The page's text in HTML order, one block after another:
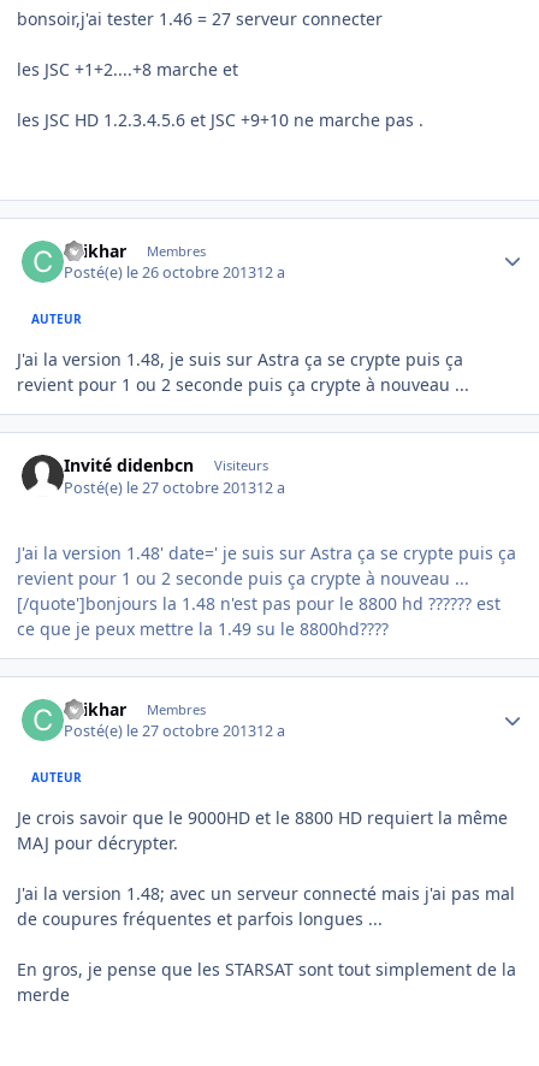
bonsoir,j'ai tester 1.46 = 27 serveur connecter
les JSC +1+2....+8 marche et
les JSC HD 1.2.3.4.5.6 et JSC +9+10 ne marche pas .
chikhar Membres
Posté(e) le 26 octobre 201312 a
AUTEUR
J'ai la version 1.48, je suis sur Astra ça se crypte puis ça
revient pour 1 ou 2 seconde puis ça crypte à nouveau ...
Invité didenbcn Visiteurs
Posté(e) le 27 octobre 201312 a
J'ai la version 1.48' date=' je suis sur Astra ça se crypte puis ça
revient pour 1 ou 2 seconde puis ça crypte à nouveau ...
[/quote']bonjours la 1.48 n'est pas pour le 8800 hd ?????? est
ce que je peux mettre la 1.49 su le 8800hd????
chikhar Membres
Posté(e) le 27 octobre 201312 a
AUTEUR
Je crois savoir que le 9000HD et le 8800 HD requiert la même
MAJ pour décrypter.
J'ai la version 1.48; avec un serveur connecté mais j'ai pas mal
de coupures fréquentes et parfois longues ...
En gros, je pense que les STARSAT sont tout simplement de la
merde